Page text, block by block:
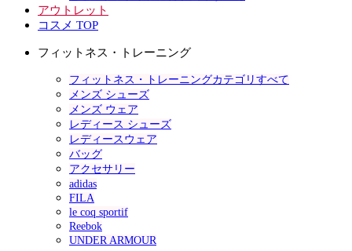
アウトレット
コスメ TOP
フィットネス・トレーニング
フィットネス・トレーニングカテゴリすべて
メンズ シューズ
メンズ ウェア
レディース シューズ
レディースウェア
バッグ
アクセサリー
adidas
FILA
le coq sportif
Reebok
UNDER ARMOUR